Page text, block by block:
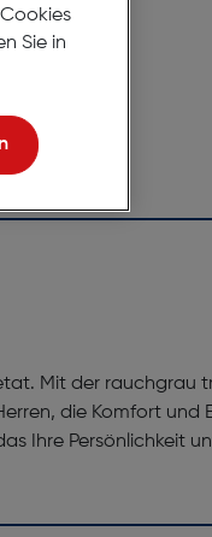
Mit der rauchgrau
die Komfort und
Ihre Persönlichkeit
Sie in